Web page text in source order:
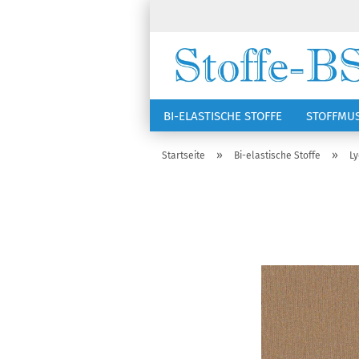
BI-ELASTISCHE STOFFE
NÄHZUBEHÖR RSG KAPPEN
Startseite » Bi-elastische Stoffe »